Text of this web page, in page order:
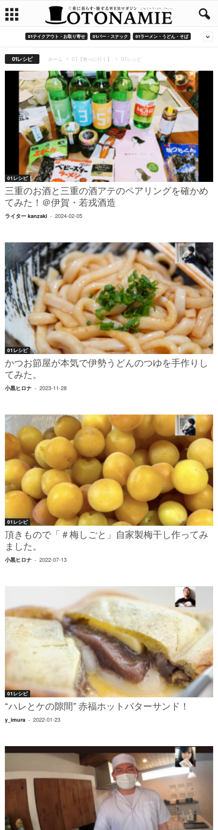
01テイクアウト・お取り寄せ 01バー・スナック 01ラーメン・うどん・そば
01レシピ ホーム 01【食べに行く】 01レシピ
01レシピ
三重のお酒と三重の酒アテのペアリングを確かめ
てみた！＠伊賀・若戎酒造
ライター kanzaki - 2024-02-05
01レシピ
かつお節屋が本気で伊勢うどんのつゆを手作りし
てみた。
小黒ヒロナ - 2023-11-28
01レシピ
頂きもので「＃梅しごと」自家製梅干し作ってみ
ました。
小黒ヒロナ - 2022-07-13
01レシピ
“ハレとケの隙間” 赤福ホットバターサンド！
y_imura - 2022-01-23